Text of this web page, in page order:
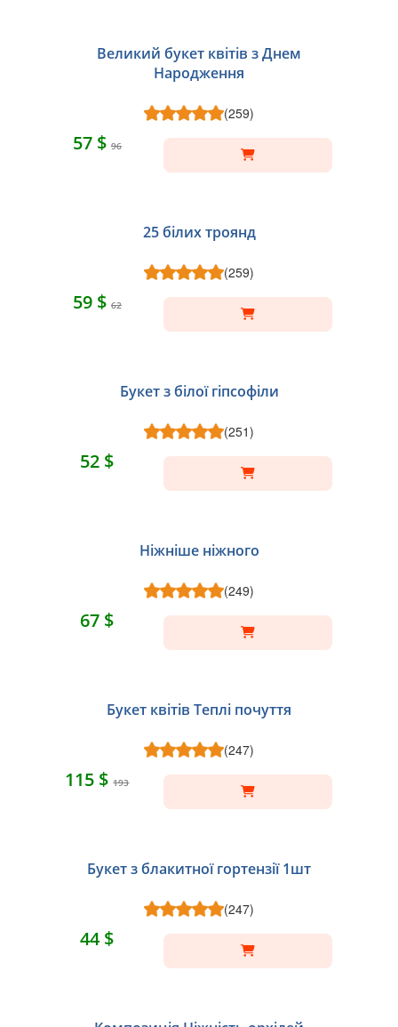
Великий букет квітів з Днем
Народження
(259)
57 $ 96
25 білих троянд
(259)
59 $ 62
Букет з білої гіпсофіли
(251)
52 $
Ніжніше ніжного
(249)
67 $
Букет квітів Теплі почуття
(247)
115 $193
Букет з блакитної гортензії 1шт
(247)
44 $